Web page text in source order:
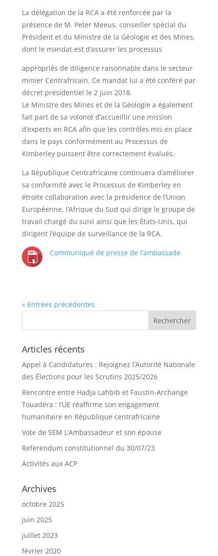
La délégation de la RCA a été renforcée par la
présence de M. Peter Meeus, conseiller spécial du
Président et du Ministre de la Géologie et des Mines,
dont le mandat est d’assurer les processus
appropriés de diligence raisonnable dans le secteur
minier Centrafricain. Ce mandat lui a été conféré par
décret présidentiel le 2 juin 2018.
Le Ministre des Mines et de la Géologie a également
fait part de sa volonté d’accueillir une mission
d’experts en RCA afin que les contrôles mis en place
dans le pays conformément au Processus de
Kimberley puissent être correctement évalués.
La République Centrafricaine continuera d’améliorer
sa conformité avec le Processus de Kimberley en
étroite collaboration avec la présidence de l’Union
Européenne, l’Afrique du Sud qui dirige le groupe de
travail chargé du suivi ainsi que les États-Unis, qui
dirigent l’équipe de surveillance de la RCA.
Communiqué de presse de l’ambassade
« Entrées précédentes
Articles récents
Appel à Candidatures : Rejoignez l’Autorité Nationale
des Élections pour les Scrutins 2025/2026
Rencontre entre Hadja Lahbib et Faustin-Archange
Touadéra : l’UE réaffirme son engagement
humanitaire en République centrafricaine
Vote de SEM L’Ambassadeur et son épouse
Referendum constitutionnel du 30/07/23
Activités aux ACP
Archives
octobre 2025
juin 2025
juillet 2023
février 2020